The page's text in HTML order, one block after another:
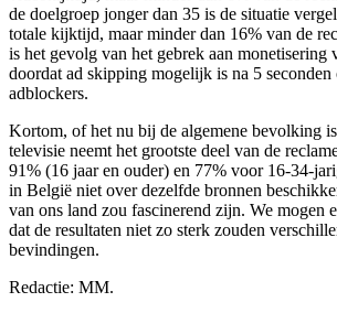
de doelgroep jonger dan 35 is de situatie
totale kijktijd, maar minder dan 16% van de
is het gevolg van het gebrek aan monetisering
doordat ad skipping mogelijk is na 5
adblockers.
Kortom, of het nu bij de algemene bevolking
televisie neemt het grootste deel van de
91% (16 jaar en ouder) en 77% voor 16-34-
in België niet over dezelfde bronnen
van ons land zou fascinerend zijn. We mogen
dat de resultaten niet zo sterk zouden
bevindingen.
Redactie: MM.